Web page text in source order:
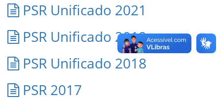
PSR Unificado 2021
PSR Unificado 2019
PSR Unificado 2018
PSR 2017